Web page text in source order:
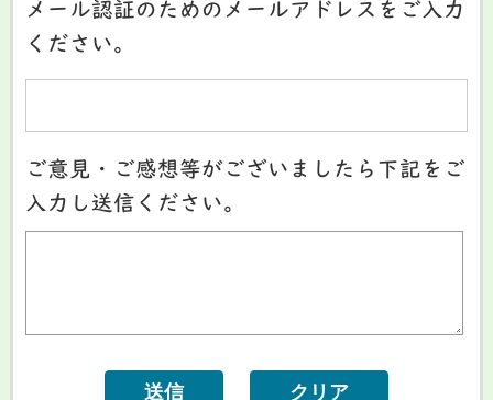
メール認証のためのメールアドレスをご入力
ください。
ご意見・ご感想等がございましたら下記をご
入力し送信ください。